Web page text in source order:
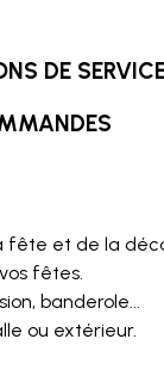
DE
fête et de la
fêtes.
banderole...
ou extérieur.